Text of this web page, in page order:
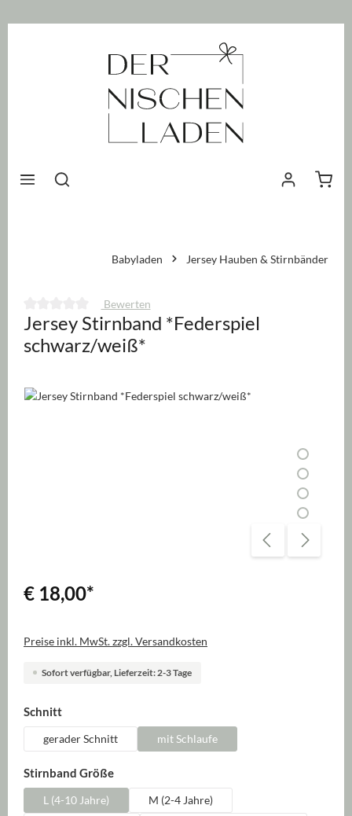
Babyladen Jersey Hauben & Stirnbänder
Durchschnittliche Bewertung von 0 von 5 Sternen
Bewerten
Jersey Stirnband *Federspiel
schwarz/weiß*
Bildergalerie überspringen
€ 18,00*
Preise inkl. MwSt. zzgl. Versandkosten
Sofort verfügbar, Lieferzeit: 2-3 Tage
Schnittauswählen
gerader Schnitt mit Schlaufe
Stirnband Größeauswählen
L (4-10 Jahre)
M (2-4 Jahre)